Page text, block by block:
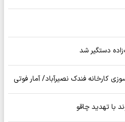
دستگیر شد
کارخانه فندک نصیرآباد/ آمار فوتی